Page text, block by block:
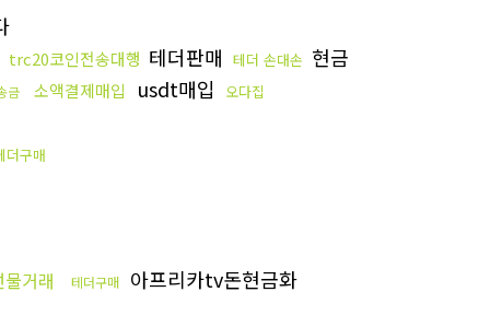
trc20코인전송대행 테더판매 테더 손대손 현금
금 소액결제매입 usdt매입 오다집
더구매
거래 테더구매 아프리카tv돈현금화